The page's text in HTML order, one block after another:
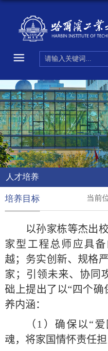
人才培养
当前
培养目标
以孙家栋等杰出
家型工程总师应具
越；务实创新、规格
家；引领未来、协同
础上提出了以“四个
养内涵：
（1）确保以“
魂，将家国情怀责任